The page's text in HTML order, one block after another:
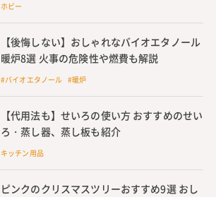
ホビー
【後悔しない】おしゃれなバイオエタノール
暖炉8選 火事の危険性や燃費も解説
#バイオエタノール #暖炉
【代用法も】せいろの使い方 おすすめのせい
ろ・蒸し器、蒸し板も紹介
キッチン用品
ピンクのクリスマスツリーおすすめ9選 おし